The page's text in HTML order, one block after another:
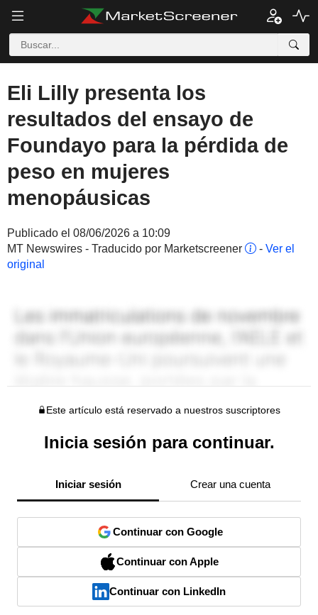
Eli Lilly presenta los
resultados del ensayo de
Foundayo para la pérdida de
peso en mujeres
menopáusicas
Publicado el 08/06/2026 a 10:09
MT Newswires - Traducido por Marketscreener
- Ver el
original
Este artículo está reservado a nuestros suscriptores
Inicia sesión para continuar.
Iniciar sesión Crear una cuenta
Continuar con Google
Continuar con Apple
Continuar con LinkedIn